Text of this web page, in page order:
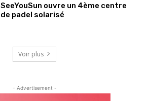
SeeYouSun ouvre un 4ème centre
de padel solarisé
Voir plus
- Advertisement -